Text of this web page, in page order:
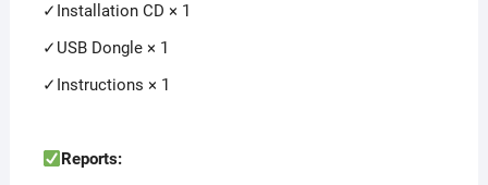
✓Installation CD × 1
✓USB Dongle × 1
✓Instructions × 1
Reports: